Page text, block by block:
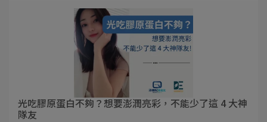
光吃膠原蛋白不夠？想要澎潤亮彩，不能少了這 4 大神
隊友